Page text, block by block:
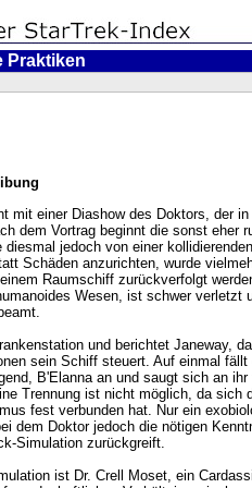
Praktiken
mit einer Diashow des Doktors, der
dem Vortrag beginnt die sonst eher
jedoch von einer
Schäden anzurichten, wurde
Raumschiff zurückverfolgt
Wesen, ist schwer verletzt
und berichtet Janeway,
sein Schiff steuert. Auf einmal fällt
B'Elanna an und saugt sich an
Trennung ist nicht möglich, da sich
fest verbunden hat. Nur ein
dem Doktor jedoch die nötigen
Simulation zurückgreift.
ist Dr. Crell Moset, ein